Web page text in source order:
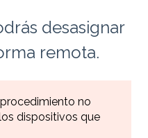
desasignar
remota.
no
dispositivos que